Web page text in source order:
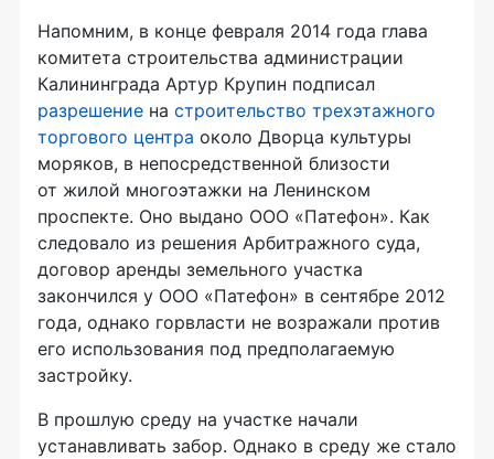
Напомним, в конце февраля 2014 года глава
комитета строительства администрации
Калининграда Артур Крупин подписал
разрешение на строительство трехэтажного
торгового центра около Дворца культуры
моряков, в непосредственной близости
от жилой многоэтажки на Ленинском
проспекте. Оно выдано ООО «Патефон». Как
следовало из решения Арбитражного суда,
договор аренды земельного участка
закончился у ООО «Патефон» в сентябре 2012
года, однако горвласти не возражали против
его использования под предполагаемую
застройку.
В прошлую среду на участке начали
устанавливать забор. Однако в среду же стало